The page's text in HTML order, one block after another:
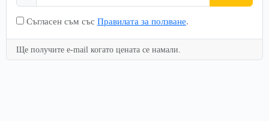
Съгласен съм със Правилата за ползване.
Ще получите e-mail когато цената се намали.